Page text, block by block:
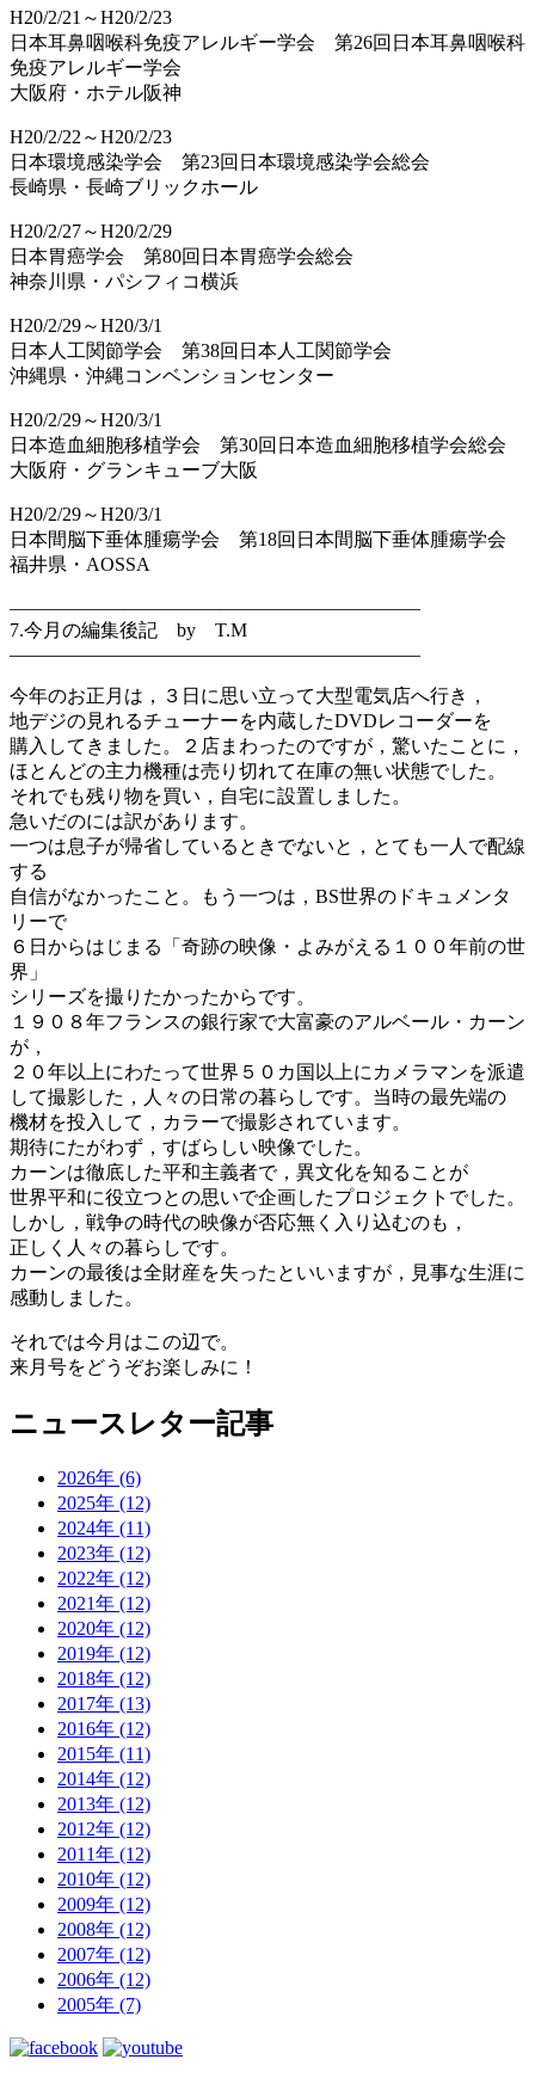
H20/2/21～H20/2/23
日本耳鼻咽喉科免疫アレルギー学会 第26回日本耳鼻咽喉科
免疫アレルギー学会
大阪府・ホテル阪神
H20/2/22～H20/2/23
日本環境感染学会 第23回日本環境感染学会総会
長崎県・長崎ブリックホール
H20/2/27～H20/2/29
日本胃癌学会 第80回日本胃癌学会総会
神奈川県・パシフィコ横浜
H20/2/29～H20/3/1
日本人工関節学会 第38回日本人工関節学会
沖縄県・沖縄コンベンションセンター
H20/2/29～H20/3/1
日本造血細胞移植学会 第30回日本造血細胞移植学会総会
大阪府・グランキューブ大阪
H20/2/29～H20/3/1
日本間脳下垂体腫瘍学会 第18回日本間脳下垂体腫瘍学会
福井県・AOSSA
—————————————————————–
7.今月の編集後記 by T.M
—————————————————————–
今年のお正月は，３日に思い立って大型電気店へ行き，
地デジの見れるチューナーを内蔵したDVDレコーダーを
購入してきました。２店まわったのですが，驚いたことに，
ほとんどの主力機種は売り切れて在庫の無い状態でした。
それでも残り物を買い，自宅に設置しました。
急いだのには訳があります。
一つは息子が帰省しているときでないと，とても一人で配線
する
自信がなかったこと。もう一つは，BS世界のドキュメンタ
リーで
６日からはじまる「奇跡の映像・よみがえる１００年前の世
界」
シリーズを撮りたかったからです。
１９０８年フランスの銀行家で大富豪のアルベール・カーン
が，
２０年以上にわたって世界５０カ国以上にカメラマンを派遣
して撮影した，人々の日常の暮らしです。当時の最先端の
機材を投入して，カラーで撮影されています。
期待にたがわず，すばらしい映像でした。
カーンは徹底した平和主義者で，異文化を知ることが
世界平和に役立つとの思いで企画したプロジェクトでした。
しかし，戦争の時代の映像が否応無く入り込むのも，
正しく人々の暮らしです。
カーンの最後は全財産を失ったといいますが，見事な生涯に
感動しました。
それでは今月はこの辺で。
来月号をどうぞお楽しみに！
ニュースレター記事
2026年 (6)
2025年 (12)
2024年 (11)
2023年 (12)
2022年 (12)
2021年 (12)
2020年 (12)
2019年 (12)
2018年 (12)
2017年 (13)
2016年 (12)
2015年 (11)
2014年 (12)
2013年 (12)
2012年 (12)
2011年 (12)
2010年 (12)
2009年 (12)
2008年 (12)
2007年 (12)
2006年 (12)
2005年 (7)